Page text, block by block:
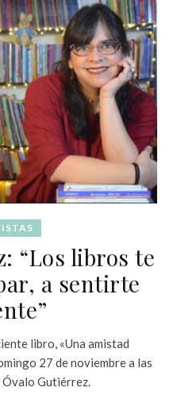
“Los libros te
a sentirte
libro, «Una amistad
27 de noviembre a las
Óvalo Gutiérrez.